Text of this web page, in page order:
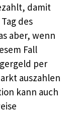
damit
des
aber, wenn
Fall
per
auszahlen
kann auch